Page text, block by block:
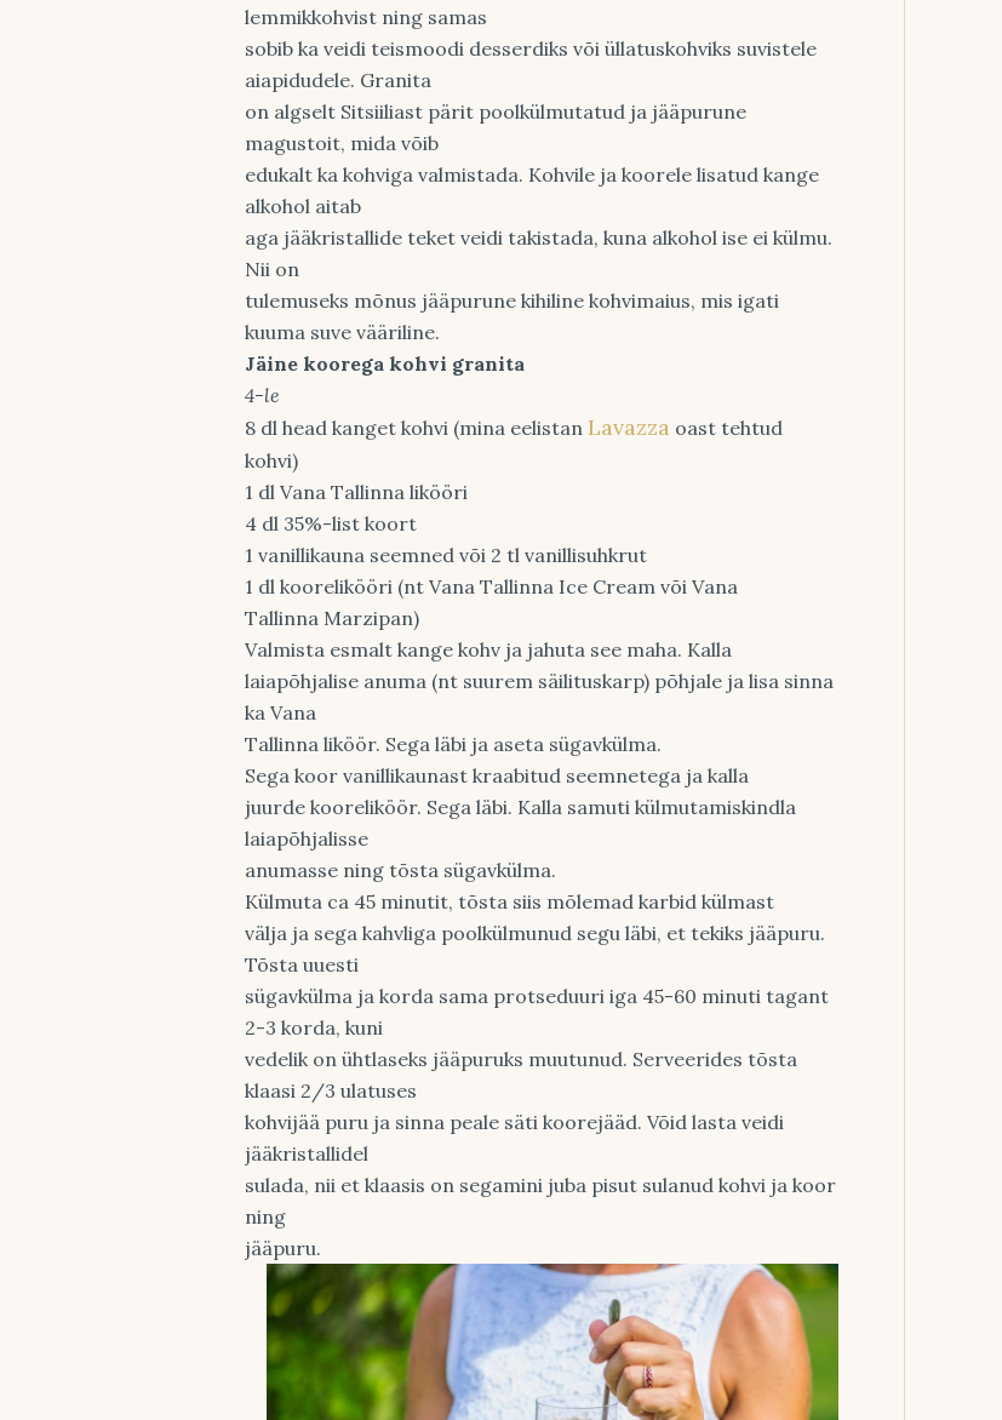
lemmikkohvist ning samas
sobib ka veidi teismoodi desserdiks või üllatuskohviks suvistele
aiapidudele. Granita
on algselt Sitsiiliast pärit poolkülmutatud ja jääpurune
magustoit, mida võib
edukalt ka kohviga valmistada. Kohvile ja koorele lisatud kange
alkohol aitab
aga jääkristallide teket veidi takistada, kuna alkohol ise ei külmu.
Nii on
tulemuseks mõnus jääpurune kihiline kohvimaius, mis igati
kuuma suve vääriline.
Jäine koorega kohvi granita
4-le
8 dl head kanget kohvi (mina eelistan Lavazza oast tehtud
kohvi)
1 dl Vana Tallinna likööri
4 dl 35%-list koort
1 vanillikauna seemned või 2 tl vanillisuhkrut
1 dl koorelikööri (nt Vana Tallinna Ice Cream või Vana
Tallinna Marzipan)
Valmista esmalt kange kohv ja jahuta see maha. Kalla
laiapõhjalise anuma (nt suurem säilituskarp) põhjale ja lisa sinna
ka Vana
Tallinna liköör. Sega läbi ja aseta sügavkülma.
Sega koor vanillikaunast kraabitud seemnetega ja kalla
juurde kooreliköör. Sega läbi. Kalla samuti külmutamiskindla
laiapõhjalisse
anumasse ning tõsta sügavkülma.
Külmuta ca 45 minutit, tõsta siis mõlemad karbid külmast
välja ja sega kahvliga poolkülmunud segu läbi, et tekiks jääpuru.
Tõsta uuesti
sügavkülma ja korda sama protseduuri iga 45-60 minuti tagant
2-3 korda, kuni
vedelik on ühtlaseks jääpuruks muutunud. Serveerides tõsta
klaasi 2/3 ulatuses
kohvijää puru ja sinna peale säti koorejääd. Võid lasta veidi
jääkristallidel
sulada, nii et klaasis on segamini juba pisut sulanud kohvi ja koor
ning
jääpuru.